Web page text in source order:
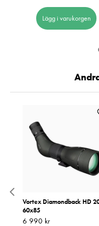
Lägg i varukorgen
Vortex Diamondback HD
60x85
Pris:6 990 kr
6 990 kr